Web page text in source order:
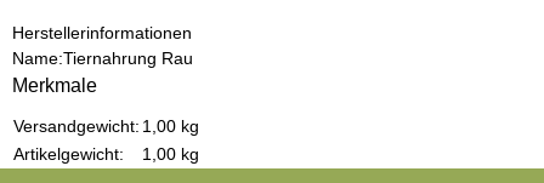
Herstellerinformationen
Name:Tiernahrung Rau
Merkmale
Produkteigenschaft
Wert
Versandgewicht: 1,00 kg
Artikelgewicht:
1,00 kg